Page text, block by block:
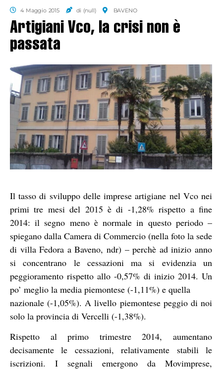
4 Maggio 2015 di (null) BAVENO
Artigiani Vco, la crisi non è
passata
Il tasso di sviluppo delle imprese artigiane nel Vco nei
primi tre mesi del 2015 è di -1,28% rispetto a fine
2014: il segno meno è normale in questo periodo –
spiegano dalla Camera di Commercio (nella foto la sede
di villa Fedora a Baveno, ndr) – perchè ad inizio anno
si concentrano le cessazioni ma si evidenzia un
peggioramento rispetto allo -0,57% di inizio 2014. Un
po’ meglio la media piemontese (-1,11%) e quella
nazionale (-1,05%). A livello piemontese peggio di noi
solo la provincia di Vercelli (-1,38%).
Rispetto al primo trimestre 2014, aumentano
decisamente le cessazioni, relativamente stabili le
iscrizioni. I segnali emergono da Movimprese,